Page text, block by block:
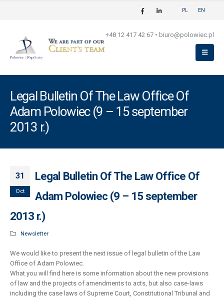
PL EN
+48 12 417 42 67 • biuro@polowiec.pl
Legal Bulletin Of The Law Office Of
Adam Polowiec (9 – 15 september
2013 r.)
31
Oct
Legal Bulletin Of The Law Office Of
Adam Polowiec (9 – 15 september
2013 r.)
Newsletter
We would like to present the next issue of legal bulletin of the Law
Office of Adam Polowiec.
What you will find here is some information about the new provisions
of law and the projects of amendments to acts, but also case-laws
including the case laws of Supreme Court, Constitutional Tribunal and